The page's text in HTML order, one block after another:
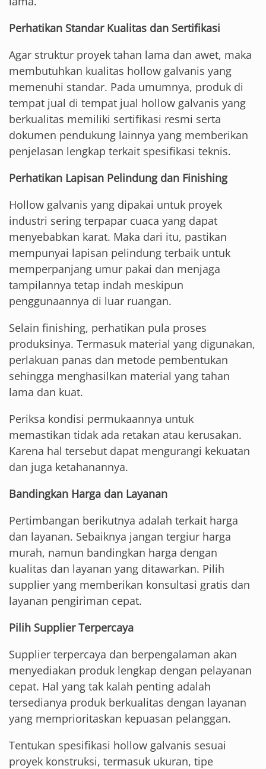
Perhatikan Standar Kualitas dan Sertifikasi
Agar struktur proyek tahan lama dan awet, maka
membutuhkan kualitas hollow galvanis yang
memenuhi standar. Pada umumnya, produk di
tempat jual di tempat jual hollow galvanis yang
berkualitas memiliki sertifikasi resmi serta
dokumen pendukung lainnya yang memberikan
penjelasan lengkap terkait spesifikasi teknis.
Perhatikan Lapisan Pelindung dan Finishing
Hollow galvanis yang dipakai untuk proyek
industri sering terpapar cuaca yang dapat
menyebabkan karat. Maka dari itu, pastikan
mempunyai lapisan pelindung terbaik untuk
memperpanjang umur pakai dan menjaga
tampilannya tetap indah meskipun
penggunaannya di luar ruangan.
Selain finishing, perhatikan pula proses
produksinya. Termasuk material yang digunakan,
perlakuan panas dan metode pembentukan
sehingga menghasilkan material yang tahan
lama dan kuat.
Periksa kondisi permukaannya untuk
memastikan tidak ada retakan atau kerusakan.
Karena hal tersebut dapat mengurangi kekuatan
dan juga ketahanannya.
Bandingkan Harga dan Layanan
Pertimbangan berikutnya adalah terkait harga
dan layanan. Sebaiknya jangan tergiur harga
murah, namun bandingkan harga dengan
kualitas dan layanan yang ditawarkan. Pilih
supplier yang memberikan konsultasi gratis dan
layanan pengiriman cepat.
Pilih Supplier Terpercaya
Supplier terpercaya dan berpengalaman akan
menyediakan produk lengkap dengan pelayanan
cepat. Hal yang tak kalah penting adalah
tersedianya produk berkualitas dengan layanan
yang memprioritaskan kepuasan pelanggan.
Tentukan spesifikasi hollow galvanis sesuai
proyek konstruksi, termasuk ukuran, tipe